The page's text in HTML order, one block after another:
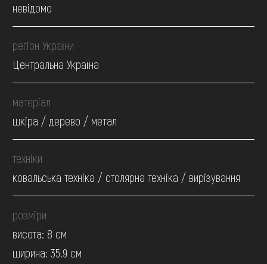
невідомо
регіон України
Центральна Україна
матеріал
шкіра / дерево / метал
техніки
ковальська техніка / столярна техніка / вирізування
розміри
висота: 8 см
ширина: 35.9 см